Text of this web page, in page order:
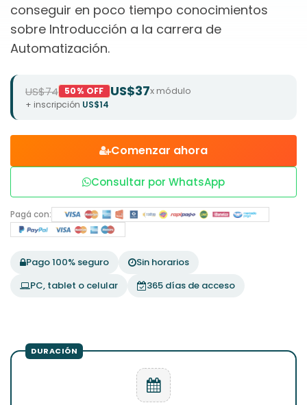
conseguir en poco tiempo conocimientos
sobre Introducción a la carrera de
Automatización.
US$74 50% OFF US$37x módulo
+ inscripción US$14
Comenzar ahora
Consultar por WhatsApp
Pagá con:
Pago 100% seguro
Sin horarios
PC, tablet o celular
365 días de acceso